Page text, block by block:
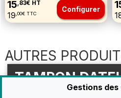
15,83€ HT
19 ,00€ TTC Configurer
AUTRES
TAMPON
Gestions